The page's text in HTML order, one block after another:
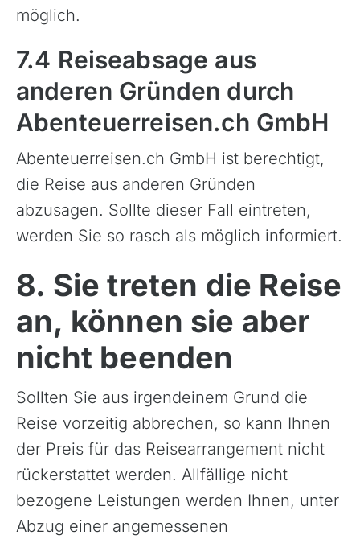
möglich.
7.4 Reiseabsage aus
anderen Gründen durch
Abenteuerreisen.ch GmbH
Abenteuerreisen.ch GmbH ist berechtigt,
die Reise aus anderen Gründen
abzusagen. Sollte dieser Fall eintreten,
werden Sie so rasch als möglich informiert.
8. Sie treten die Reise
an, können sie aber
nicht beenden
Sollten Sie aus irgendeinem Grund die
Reise vorzeitig abbrechen, so kann Ihnen
der Preis für das Reisearrangement nicht
rückerstattet werden. Allfällige nicht
bezogene Leistungen werden Ihnen, unter
Abzug einer angemessenen